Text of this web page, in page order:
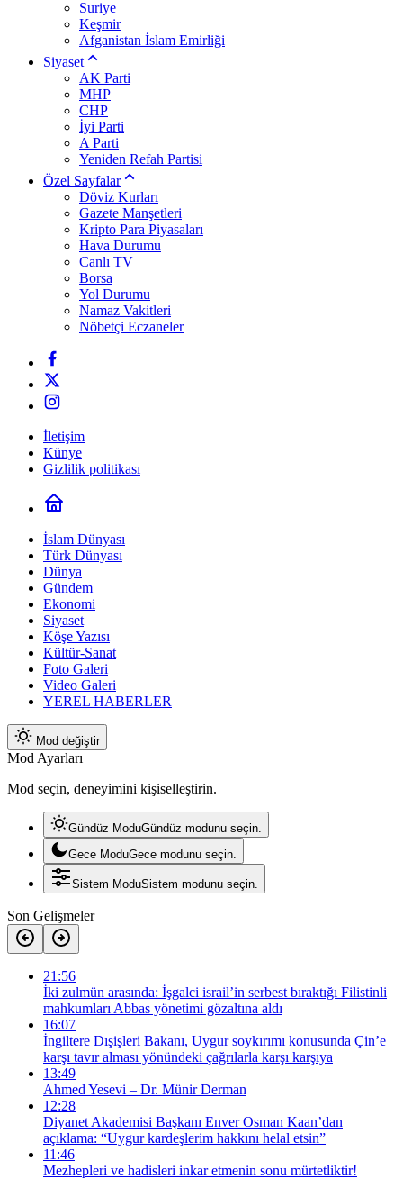
Suriye
Keşmir
Afganistan İslam Emirliği
Siyaset
AK Parti
MHP
CHP
İyi Parti
A Parti
Yeniden Refah Partisi
Özel Sayfalar
Döviz Kurları
Gazete Manşetleri
Kripto Para Piyasaları
Hava Durumu
Canlı TV
Borsa
Yol Durumu
Namaz Vakitleri
Nöbetçi Eczaneler
İletişim
Künye
Gizlilik politikası
İslam Dünyası
Türk Dünyası
Dünya
Gündem
Ekonomi
Siyaset
Köşe Yazısı
Kültür-Sanat
Foto Galeri
Video Galeri
YEREL HABERLER
Mod değiştir
Mod Ayarları
Mod seçin, deneyimini kişiselleştirin.
Gündüz ModuGündüz modunu seçin.
Gece ModuGece modunu seçin.
Sistem ModuSistem modunu seçin.
Son Gelişmeler
21:56
İki zulmün arasında: İşgalci israil’in serbest bıraktığı Filistinli
mahkumları Abbas yönetimi gözaltına aldı
16:07
İngiltere Dışişleri Bakanı, Uygur soykırımı konusunda Çin’e
karşı tavır alması yönündeki çağrılarla karşı karşıya
13:49
Ahmed Yesevi – Dr. Münir Derman
12:28
Diyanet Akademisi Başkanı Enver Osman Kaan’dan
açıklama: “Uygur kardeşlerim hakkını helal etsin”
11:46
Mezhepleri ve hadisleri inkar etmenin sonu mürtetliktir!